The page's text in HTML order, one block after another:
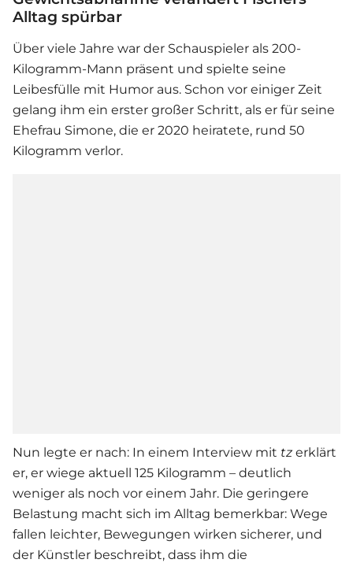
Alltag spürbar
Über viele Jahre war der Schauspieler als 200-
Kilogramm-Mann präsent und spielte seine
Leibesfülle mit Humor aus. Schon vor einiger Zeit
gelang ihm ein erster großer Schritt, als er für seine
Ehefrau Simone, die er 2020 heiratete, rund 50
Kilogramm verlor.
Nun legte er nach: In einem Interview mit tz erklärt
er, er wiege aktuell 125 Kilogramm – deutlich
weniger als noch vor einem Jahr. Die geringere
Belastung macht sich im Alltag bemerkbar: Wege
fallen leichter, Bewegungen wirken sicherer, und
der Künstler beschreibt, dass ihm die